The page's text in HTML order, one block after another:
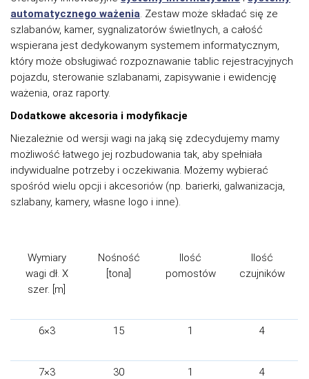
automatycznego ważenia. Zestaw może składać się ze
szlabanów, kamer, sygnalizatorów świetlnych, a całość
wspierana jest dedykowanym systemem informatycznym,
który może obsługiwać rozpoznawanie tablic rejestracyjnych
pojazdu, sterowanie szlabanami, zapisywanie i ewidencję
ważenia, oraz raporty.
Dodatkowe akcesoria i modyfikacje
Niezależnie od wersji wagi na jaką się zdecydujemy mamy
możliwość łatwego jej rozbudowania tak, aby spełniała
indywidualne potrzeby i oczekiwania. Możemy wybierać
spośród wielu opcji i akcesoriów (np. barierki, galwanizacja,
szlabany, kamery, własne logo i inne).
Wymiary
wagi dł. X
szer. [m]
Nośność
[tona]
Ilość
pomostów
Ilość
czujników
6×3 15 1 4
7×3 30 1 4